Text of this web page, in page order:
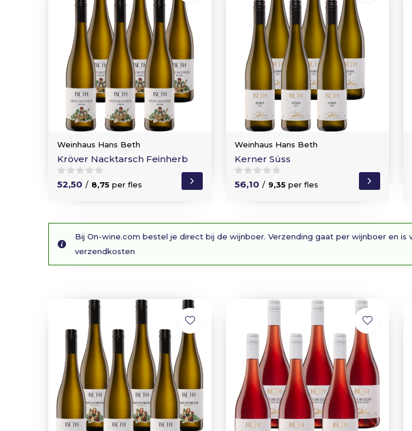
Weinhaus Hans Beth
Kröver Nacktarsch Feinherb
52,50 / 8,75 per fles
Weinhaus Hans Beth
Kerner Süss
56,10 / 9,35 per fles
Bij On-wine.com bestel je direct bij de wijnboer. Verzending gaat per wijnboer en is
verzendkosten